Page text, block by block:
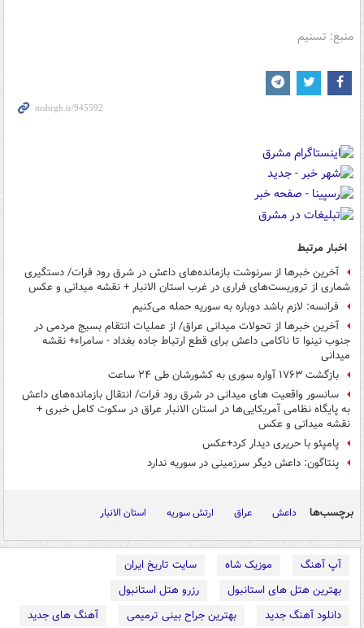
منبع: تسنیم
اخبار مرتبط
آخرین خبرها از سرنوشت بازمانده‌های داعش در شرق رود فرات/ دستگیری
شماری از تروریست‌های فراری در غرب استان الانبار + نقشه میدانی و عکس
فرانسه: لازم باشد دوباره به سوریه حمله می‌کنیم
آخرین خبرها از تحولات میدانی عراق/ از عملیات انتقام بسیج مردمی در
جنوب نینوا تا ناکامی داعش برای قطع ارتباط جاده بغداد - سامراء+ نقشه
میدانی
بازگشت ‌۱۷۶۳ آواره سوری به کشورشان طی ۲۴ ساعت
سانسور واقعیت های میدانی در شرق رود فرات/ انتقال بازمانده‌های داعش
به پایگاه نظامی آمریکایی‌ها در استان الانبار عراق در سکوت کامل خبری +
نقشه میدانی و عکس
پامپئو با حریری دیدار کرد+عکس
پنتاگون: داعش دیگر سرزمینی در سوریه ندارد
برچسب‌ها داعش عراق ارتش سوریه استان الانبار
آپ آهنگ موزیک شاه
سایت تاریخ ایران
بهترین هتل های استانبول
رزرو هتل استانبول
دانلود آهنگ جدید
بهترین جراح بینی ترمیمی
آهنگ های جدید